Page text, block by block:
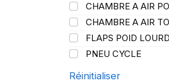
STICA (3)
TIGAR (24)
CHAMBRE A AIR
CHAMBRE A AIR
FLAPS POID LOURD
PNEU CYCLE
Réinitialiser